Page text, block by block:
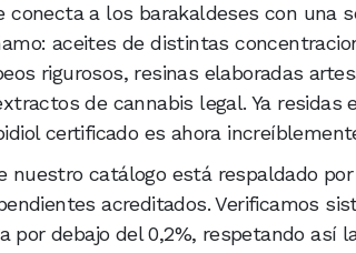
conecta a los barakaldeses con una
aceites de distintas
rigurosos, resinas elaboradas
de cannabis legal. Ya residas
certificado es ahora
nuestro catálogo está respaldado
acreditados. Verificamos
por debajo del 0,2%, respetando así